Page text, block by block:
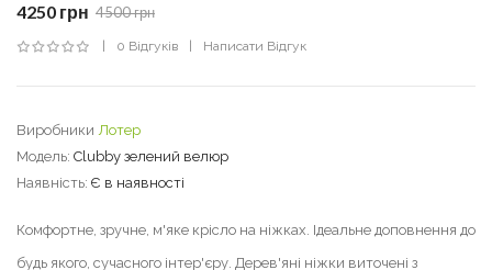
4250 грн 4500 грн
0 Відгуків Написати Відгук
Виробники Лотер
Модель: Clubby зелений велюр
Наявність: Є в наявності
Комфортне, зручне, м'яке крісло на ніжках. Ідеальне доповнення до
будь якого, сучасного інтер'єру. Дерев'яні ніжки виточені з